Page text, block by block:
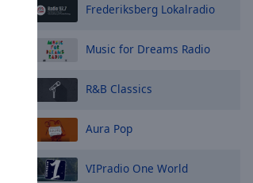
Frederiksberg Lokalradio
Music for Dreams Radio
R&B Classics
Aura Pop
VIPradio One World